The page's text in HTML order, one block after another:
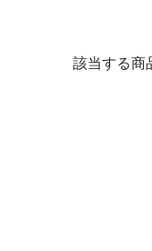
該当する商